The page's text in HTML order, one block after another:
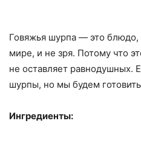
Говяжья шурпа — это блюдо,
мире, и не зря. Потому что
не оставляет равнодушных.
шурпы, но мы будем
Ингредиенты: